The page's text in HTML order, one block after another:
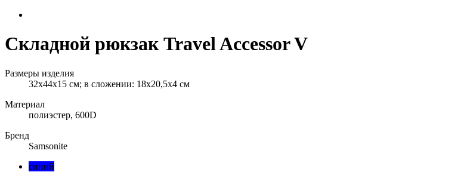
Складной рюкзак Travel Accessor V
Размеры изделия
32х44х15 см; в сложении: 18х20,5х4 см
Материал
полиэстер, 600D
Бренд
Samsonite
синий